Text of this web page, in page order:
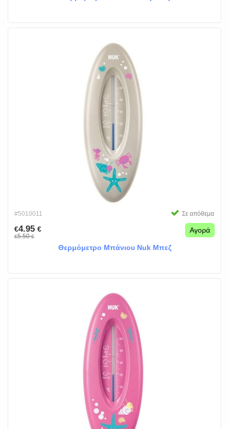
#5010011 Σε απόθεμα
€4.95 €
€5.50€
Αγορά
Θερμόμετρο Μπάνιου Nuk Μπεζ